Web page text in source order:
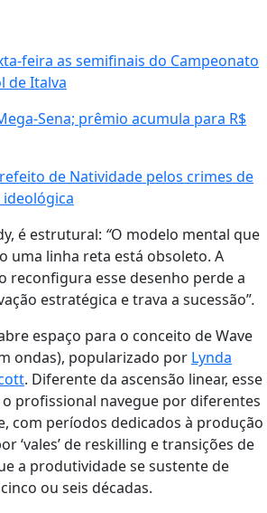
feira as semifinais do Campeonato
de Italva
Sena; prêmio acumula para R$
de Natividade pelos crimes de
é estrutural: “O modelo mental que
uma linha reta está obsoleto. A
reconfigura esse desenho perde a
estratégica e trava a sucessão”.
espaço para o conceito de Wave
ondas), popularizado por Lynda
. Diferente da ascensão linear, esse
profissional navegue por diferentes
com períodos dedicados à produção
‘vales’ de reskilling e transições de
a produtividade se sustente de
ou seis décadas.